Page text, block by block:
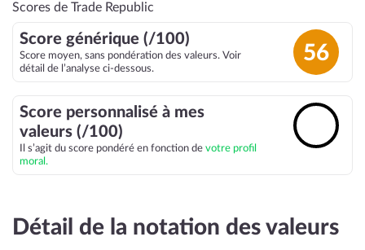
Scores de Trade Republic
Score générique (/100)
Score moyen, sans pondération des valeurs. Voir
détail de l’analyse ci-dessous.
56
Score personnalisé à mes
valeurs (/100)
Il s’agit du score pondéré en fonction de votre profil
moral.
Détail de la notation des valeurs